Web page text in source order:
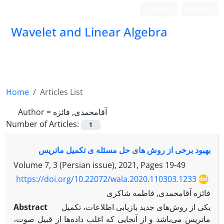
Wavelet and Linear Algebra
Home
Articles List
Author = آقامحمدی, فائزه
Number of Articles:
1
بهبود برخی از روش های حل مسئله ی تکمیل ماتریس
Volume 7, 3 (Persian issue), 2021, Pages 19-49
https://doi.org/10.22072/wala.2020.110303.1233
فائزه آقامحمدی, فاطمه شاکری
Abstract
ماتریس می‌باشد و از آنجایی که اغلب داده‌ها از قبیل صوت،